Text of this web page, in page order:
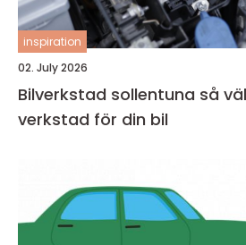
inspiration
02. July 2026
Bilverkstad sollentuna så väljer du rätt
verkstad för din bil